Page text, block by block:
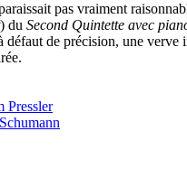
pas vraiment
) du Second Quintette avec
défaut de précision, une verve
Pressler